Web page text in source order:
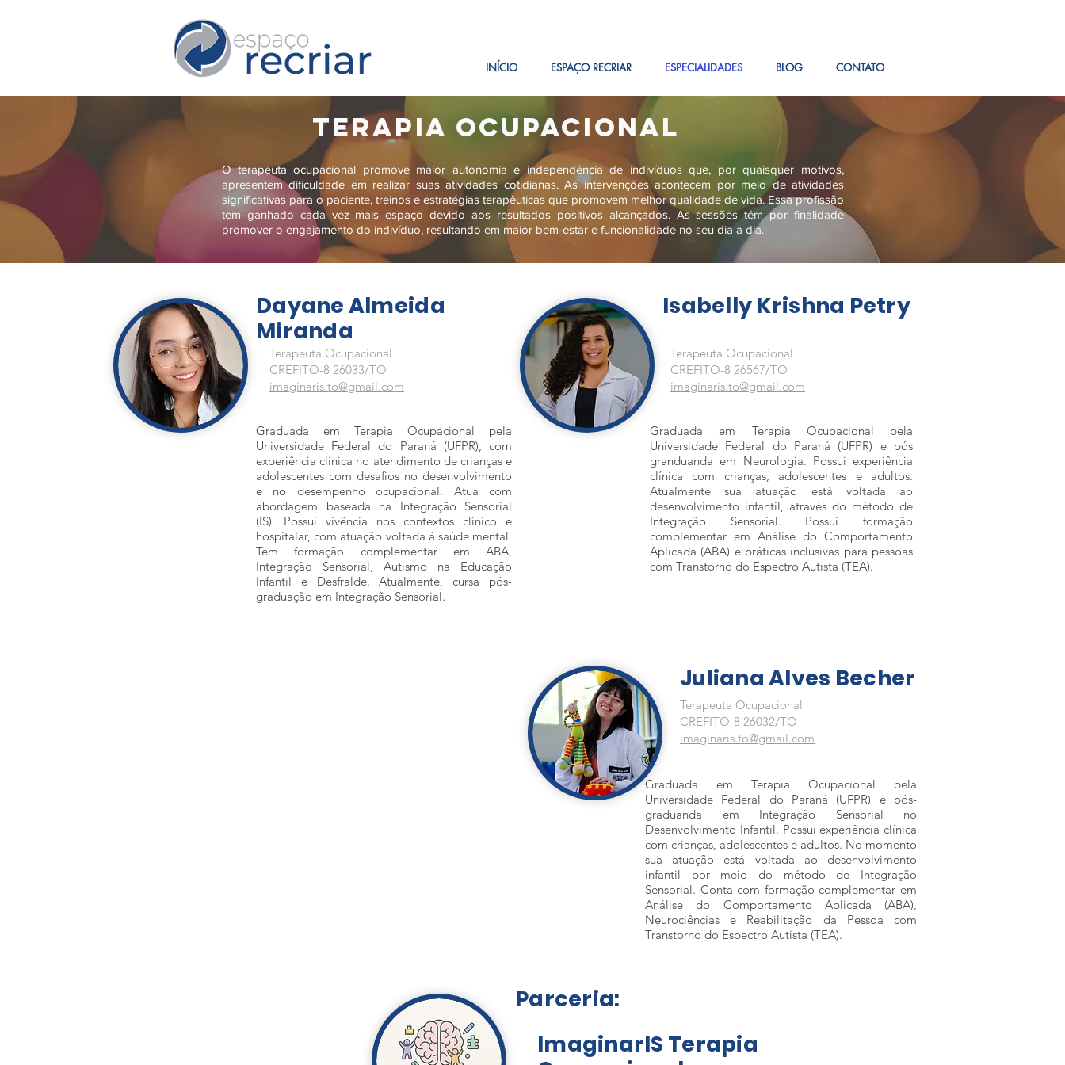
INÍCIO ESPAÇO RECRIAR ESPECIALIDADES BLOG CONTATO
TERAPIA OCUPACIONAL
O terapeuta ocupacional promove maior autonomia e independência de indivíduos que, por quaisquer motivos,
apresentem dificuldade em realizar suas atividades cotidianas. As intervenções acontecem por meio de atividades
significativas para o paciente, treinos e estratégias terapêuticas que promovem melhor qualidade de vida. Essa profissão
tem ganhado cada vez mais espaço devido aos resultados positivos alcançados. As sessões têm por finalidade
promover o engajamento do indivíduo, resultando em maior bem-estar e funcionalidade no seu dia a dia.
Dayane Almeida
Miranda
Terapeuta Ocupacional
CREFITO-8 26033/TO
imaginaris.to@gmail.com
​Graduada em Terapia Ocupacional pela
Universidade Federal do Paraná (UFPR), com
experiência clínica no atendimento de crianças e
adolescentes com desafios no desenvolvimento
e no desempenho ocupacional. Atua com
abordagem baseada na Integração Sensorial
(IS). Possui vivência nos contextos clínico e
hospitalar, com atuação voltada à saúde mental.
Tem formação complementar em ABA,
Integração Sensorial, Autismo na Educação
Infantil e Desfralde. Atualmente, cursa pós-
graduação em Integração Sensorial.
Isabelly Krishna Petry
Terapeuta Ocupacional
CREFITO-8 26567/TO
imaginaris.to@gmail.com
Graduada em Terapia Ocupacional pela
Universidade Federal do Paraná (UFPR) e pós
granduanda em Neurologia. Possui experiência
clínica com crianças, adolescentes e adultos.
Atualmente sua atuação está voltada ao
desenvolvimento infantil, através do método de
Integração Sensorial. Possui formação
complementar em Análise do Comportamento
Aplicada (ABA) e práticas inclusivas para pessoas
com Transtorno do Espectro Autista (TEA).
​Juliana Alves Becher
Graduada em Terapia Ocupacional pela
Universidade Federal do Paraná (UFPR) e pós-
graduanda em Integração Sensorial no
Desenvolvimento Infantil. Possui experiência clínica
com crianças, adolescentes e adultos. No momento
sua atuação está voltada ao desenvolvimento
infantil por meio do método de Integração
Sensorial. Conta com formação complementar em
Análise do Comportamento Aplicada (ABA),
Neurociências e Reabilitação da Pessoa com
Transtorno do Espectro Autista (TEA).
Terapeuta Ocupacional
CREFITO-8 26032/TO
imaginaris.to@gmail.com
Parceria:
ImaginarIS Terapia